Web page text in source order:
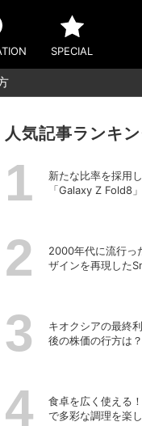
SPECIAL
人気記事ランキ
新たな比率を採用
「Galaxy Z Fold8
2000年代に流行っ
ザインを再現した
キオクシアの最終
後の株価の行方は？
食卓を広く使える
で多彩な調理を楽